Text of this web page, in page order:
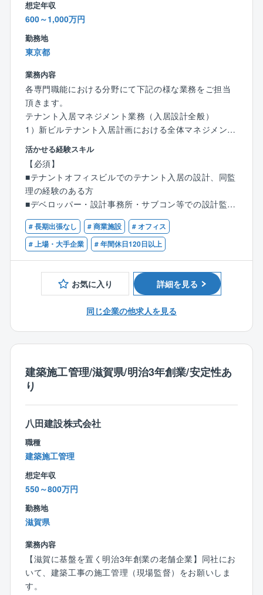
■本体A工事申請スケジュールとテナント入居スケジュ
ールの調整
■新ビル建設のテナント入居工事に伴う環境対策、新技
術の提案、助言
オフィステナント入居の電気設備設計・監理業務
（受変電設備、発電機設備、幹線設備、電灯・コンセ
ント設備、入退室管理設備、通信設備、テレビ共聴設
備、非常放送設備、自動火災報知設備等）
■基本設計概要書、実施設計図の作成
想定年収
600～1,000万円
勤務地
東京都
業務内容
各専門職能における分野にて下記の様な業務をご担当
頂きます。
テナント入居マネジメント業務（入居設計全般）
1）新ビルテナント入居計画における全体マネジメント
業務、同補助
■テナント入居工事総括（トータルマネジメント）
■設計監理業務、CM業務
■B工事概算作成
■見積調査および金額交渉、テナント宛報告
■施工図および製作図のチェックおよび助言
■現場監理（現場巡回、各種検査対応含む）
■設計変更に伴う増減金額の調査および金額交渉、テナ
ント宛報告
■竣工図・竣工写真の取り纏め
■本体A工事との調整、資産保全管理、開発サイドとの
■テナント入居工事の品質管理、工程管理、コスト管理
■テナント工事発注取り纏め業務、契約業務
■C工事（IT、LAN、電話等）関連各種調整業務
■入居後の管理運営会社との調整
2）上記1）の関係者調整
ビル商品企画
■技術的な側面を含むテナントビル商品企画
■本体A工事申請スケジュールとテナント入居スケジュ
ールの調整
■新ビル建設のテナント入居工事に伴う環境対策、新技
術の提案、助言
オフィステナント入居の機械設備設計・監理業務
（熱源設備、空調機設備、換気設備、ダクト設備、配
管設備、自動制御設備、中央監視設備、排煙設備、給
水設備、排水設備、ガス設備、給湯設備、スプリンク
活かせる経験スキル
【必須】
■テナントオフィスビルでのテナント入居の設計、同監
理の経験のある方
■デベロッパー・設計事務所・サブコン等での設計監理
経験のある方
■高度な技術力・専門知識を元に専門会社、専門家等と
緊密な連携を図ることが出来る方、意欲の有る方
■チームでの協業作業経験者の方
【歓迎】
■一級建築士、設備設計一級建築士、建築設備士、各種
1級施工管理技士の有資格者
# 長期出張なし # 商業施設
# オフィス
# 上場・大手企業
# 年間休日120日以上
お気に入り 詳細を見る
同じ企業の他求人を見る
建築施工管理/滋賀県/明治3年創業/安定性あ
り
八田建設株式会社
職種
建築施工管理
想定年収
550～800万円
勤務地
滋賀県
業務内容
【滋賀に基盤を置く明治3年創業の老舗企業】同社にお
いて、建築工事の施工管理（現場監督）をお願いしま
す。